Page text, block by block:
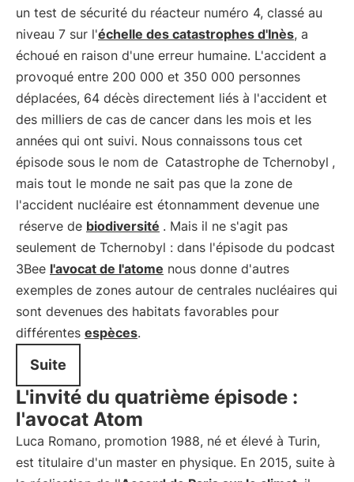
un test de sécurité du réacteur numéro 4, classé au
niveau 7 sur l'échelle des catastrophes d'Inès, a
échoué en raison d'une erreur humaine. L'accident a
provoqué entre 200 000 et 350 000 personnes
déplacées, 64 décès directement liés à l'accident et
des milliers de cas de cancer dans les mois et les
années qui ont suivi. Nous connaissons tous cet
épisode sous le nom de Catastrophe de Tchernobyl ,
mais tout le monde ne sait pas que la zone de
l'accident nucléaire est étonnamment devenue une
réserve de biodiversité . Mais il ne s'agit pas
seulement de Tchernobyl : dans l'épisode du podcast
3Bee l'avocat de l'atome nous donne d'autres
exemples de zones autour de centrales nucléaires qui
sont devenues des habitats favorables pour
différentes espèces.
Suite
L'invité du quatrième épisode :
l'avocat Atom
Luca Romano, promotion 1988, né et élevé à Turin,
est titulaire d'un master en physique. En 2015, suite à